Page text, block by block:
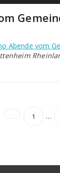
Abende vom
1 …